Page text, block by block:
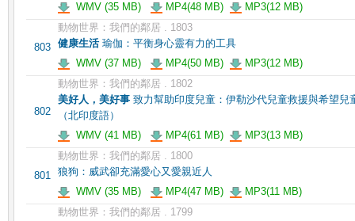
WMV (35 MB)
MP4(48 MB) MP3(12 MB)
803
動物世界：我們的鄰居 . 1803
健康生活瑜伽：平衡身心靈有力的工具
WMV (37 MB)
MP4(50 MB) MP3(12 MB)
802
動物世界：我們的鄰居 . 1802
美好人，美好事 致力幫助印度兒童：伊勒沙代兒童救援與希望兒
（北印度語）
WMV (41 MB)
MP4(61 MB) MP3(13 MB)
801
動物世界：我們的鄰居 . 1800
狼狗：威武卻充滿愛心又愛親近人
WMV (35 MB)
MP4(47 MB) MP3(11 MB)
動物世界：我們的鄰居 . 1799